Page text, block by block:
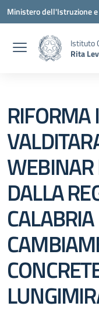
Vai ai contenuti
Vai al menu di navigazione
Vai al footer
Ministero dell'Istruzione
Istituto
Rita
RIFORMA
DALLA